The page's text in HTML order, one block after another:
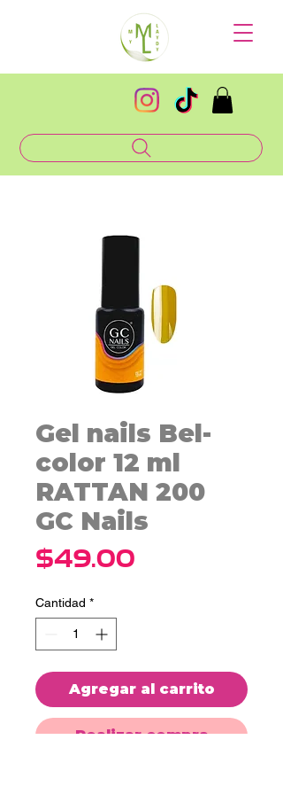
Gel nails Bel-
color 12 ml
RATTAN 200
GC Nails
$49.00
Cantidad *
Agregar al carrito
Realizar compra